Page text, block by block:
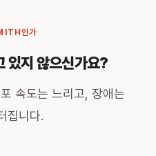
인가
있지 않으신가요?
속도는 느리고, 장애는
집니다.